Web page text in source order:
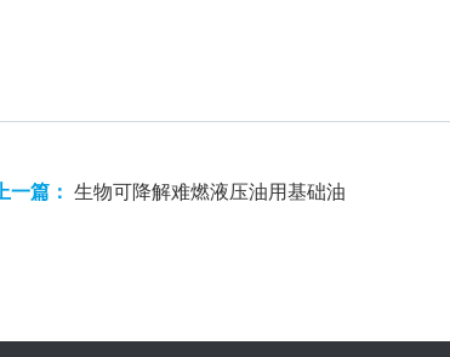
上一篇： 生物可降解难燃液压油用基础油